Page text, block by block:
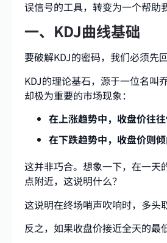
误信号的工具，转变为一个帮助
一、KDJ曲线基础
要破解KDJ的密码，我们必须先
KDJ的理论基石，源于一位名
却极为重要的市场现象：
在上涨趋势中，收盘价往
在下跌趋势中，收盘价则
这并非巧合。想象一下，在一天
点附近，这说明什么？
这说明在终场哨声吹响时，多头
反之，如果收盘价接近全天的最